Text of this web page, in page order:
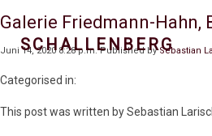
SCHALLENBERG
Galerie Friedmann-Hahn,
Juni 14, 2020 8:28 p.m. Published bySebastian
Categorised in:
This post was written by Sebastian